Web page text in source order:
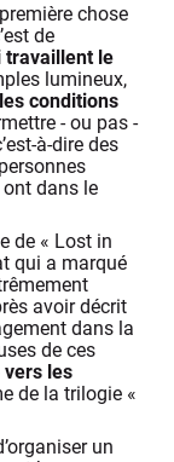
chose
de
travaillent le
lumineux,
les conditions
- ou pas -
à-dire des
dans le
de « Lost in
qui a marqué
avoir décrit
dans la
de ces
les
de la trilogie «
un